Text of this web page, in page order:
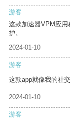
游客
这款加速器VPM应
护。
2024-01-10
游客
这款app就像我的社
2024-01-10
游客